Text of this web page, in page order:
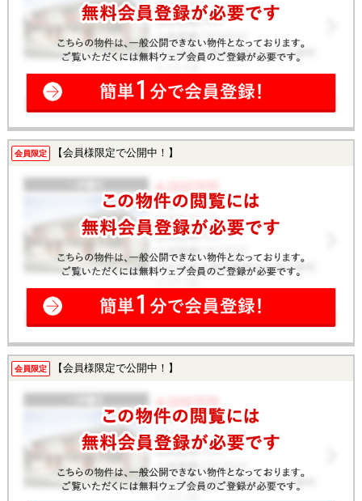
会員限定 【会員様限定で公開中！】
会員限定 【会員様限定で公開中！】